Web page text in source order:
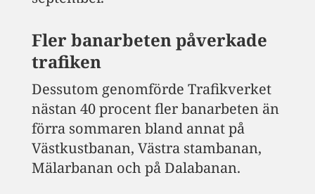
Fler banarbeten påverkade
trafiken
Dessutom genomförde Trafikverket
nästan 40 procent fler banarbeten än
förra sommaren bland annat på
Västkustbanan, Västra stambanan,
Mälarbanan och på Dalabanan.